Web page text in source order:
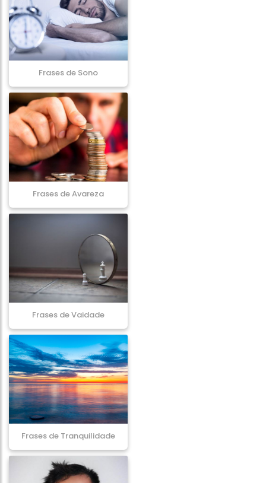
Frases de Sono
Frases de Avareza
Frases de Vaidade
Frases de Tranquilidade